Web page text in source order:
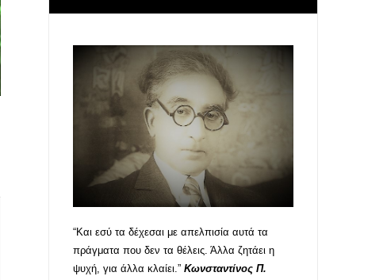
“Και εσύ τα δέχεσαι με απελπισία αυτά τα
πράγματα που δεν τα θέλεις. Άλλα ζητάει η
ψυχή, για άλλα κλαίει.” Κωνσταντίνος Π.